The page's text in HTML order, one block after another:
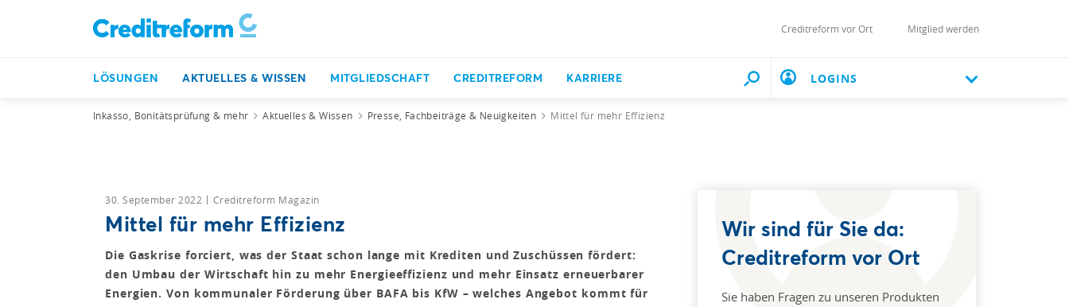
Creditreform vor Ort Mitglied werden
LÖSUNGEN AKTUELLES & WISSEN MITGLIEDSCHAFT CREDITREFORM KARRIERE LOGINS
Inkasso, Bonitätsprüfung & mehr Aktuelles & Wissen Presse, Fachbeiträge & Neuigkeiten Mittel für mehr Effizienz
30. September 2022 Creditreform Magazin
Mittel für mehr Effizienz
Die Gaskrise forciert, was der Staat schon lange mit Krediten und Zuschüssen fördert:
den Umbau der Wirtschaft hin zu mehr Energieeffizienz und mehr Einsatz erneuerbarer
Energien. Von kommunaler Förderung über BAFA bis KfW – welches Angebot kommt für
Wir sind für Sie da:
Creditreform vor Ort
Sie haben Fragen zu unseren Produkten